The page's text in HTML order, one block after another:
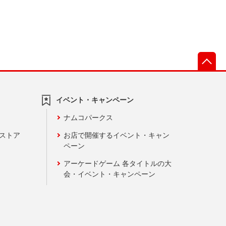
トア
イベント・キャンペーン
ナムコパークス
お店で開催するイベント・キャン
ペーン
アーケードゲーム 各タイトルの大
会・イベント・キャンペーン